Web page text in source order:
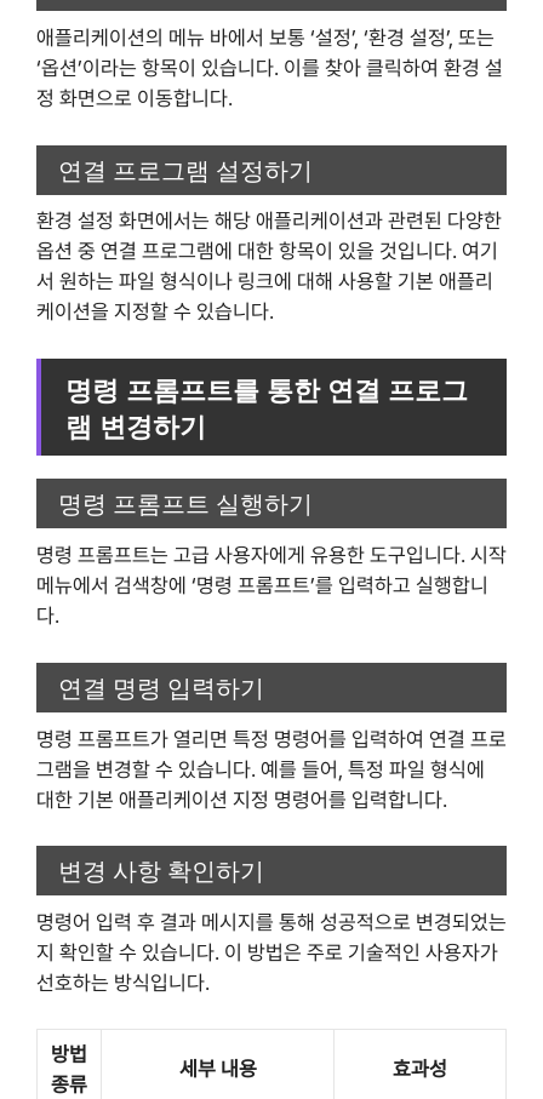
애플리케이션의 메뉴 바에서 보통 ‘설정’, ‘환경 설정’, 또는
‘옵션’이라는 항목이 있습니다. 이를 찾아 클릭하여 환경 설
정 화면으로 이동합니다.
연결 프로그램 설정하기
환경 설정 화면에서는 해당 애플리케이션과 관련된 다양한
옵션 중 연결 프로그램에 대한 항목이 있을 것입니다. 여기
서 원하는 파일 형식이나 링크에 대해 사용할 기본 애플리
케이션을 지정할 수 있습니다.
명령 프롬프트를 통한 연결 프로그
램 변경하기
명령 프롬프트 실행하기
명령 프롬프트는 고급 사용자에게 유용한 도구입니다. 시작
메뉴에서 검색창에 ‘명령 프롬프트’를 입력하고 실행합니
다.
연결 명령 입력하기
명령 프롬프트가 열리면 특정 명령어를 입력하여 연결 프로
그램을 변경할 수 있습니다. 예를 들어, 특정 파일 형식에
대한 기본 애플리케이션 지정 명령어를 입력합니다.
변경 사항 확인하기
명령어 입력 후 결과 메시지를 통해 성공적으로 변경되었는
지 확인할 수 있습니다. 이 방법은 주로 기술적인 사용자가
선호하는 방식입니다.
방법
종류
세부 내용 효과성